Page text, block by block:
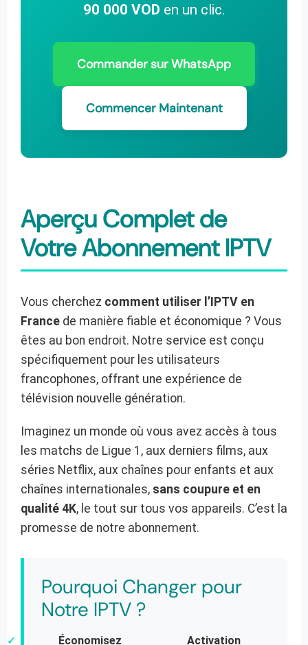
90 000 VOD en un clic.
Commander sur WhatsApp
Commencer Maintenant
Aperçu Complet de
Votre Abonnement IPTV
Vous cherchez comment utiliser l’IPTV en
France de manière fiable et économique ? Vous
êtes au bon endroit. Notre service est conçu
spécifiquement pour les utilisateurs
francophones, offrant une expérience de
télévision nouvelle génération.
Imaginez un monde où vous avez accès à tous
les matchs de Ligue 1, aux derniers films, aux
séries Netflix, aux chaînes pour enfants et aux
chaînes internationales, sans coupure et en
qualité 4K, le tout sur tous vos appareils. C’est la
promesse de notre abonnement.
Pourquoi Changer pour
Notre IPTV ?
✓ Économisez
✓ Activation